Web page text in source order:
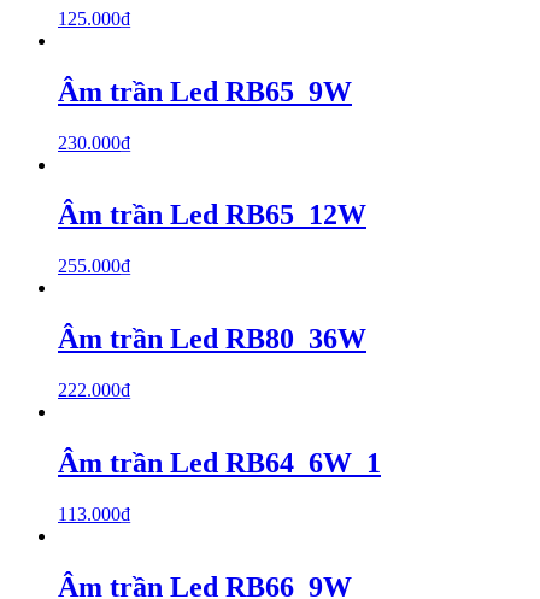
125.000₫
Âm trần Led RB65_9W
230.000₫
Âm trần Led RB65_12W
255.000₫
Âm trần Led RB80_36W
222.000₫
Âm trần Led RB64_6W_1
113.000₫
Âm trần Led RB66_9W